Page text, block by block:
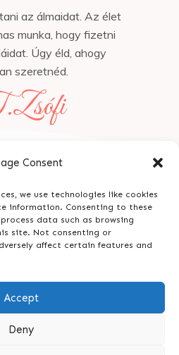
Consent
we use technologies like cookies
information. Consenting to these
data such as browsing
site. Not consenting or
affect certain features and
Accept
Deny
az álmaidat. Az élet
munka, hogy fizetni
Úgy éld, ahogy
szeretnéd.
Feltételek és Adatvédelmi
elolvasása!